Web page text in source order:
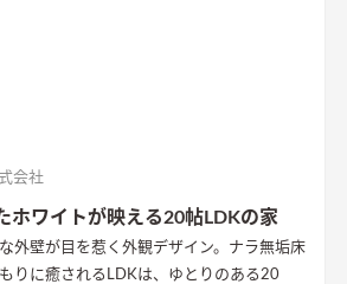
会社
ホワイトが映える20帖LDKの家
外壁が目を惹く外観デザイン。ナラ無垢床
りに癒されるLDKは、ゆとりのある20